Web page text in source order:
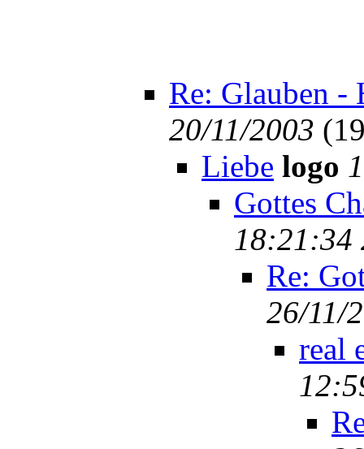
Re: Glauben -
20/11/2003 (
Liebe logo
Gottes
18:21:34
Re:
26/11/
real